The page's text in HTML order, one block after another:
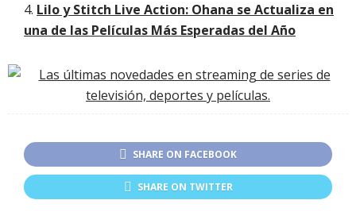
Lilo y Stitch Live Action: Ohana se Actualiza en
una de las Películas Más Esperadas del Año
SHARE ON FACEBOOK
SHARE ON TWITTER